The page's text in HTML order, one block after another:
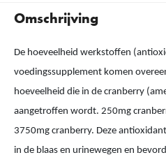
Omschrijving
De hoeveelheid werkstoffen
voedingssupplement komen
hoeveelheid die in de cranberry
aangetroffen wordt. 250mg
3750mg cranberry. Deze
in de blaas en urinewegen en